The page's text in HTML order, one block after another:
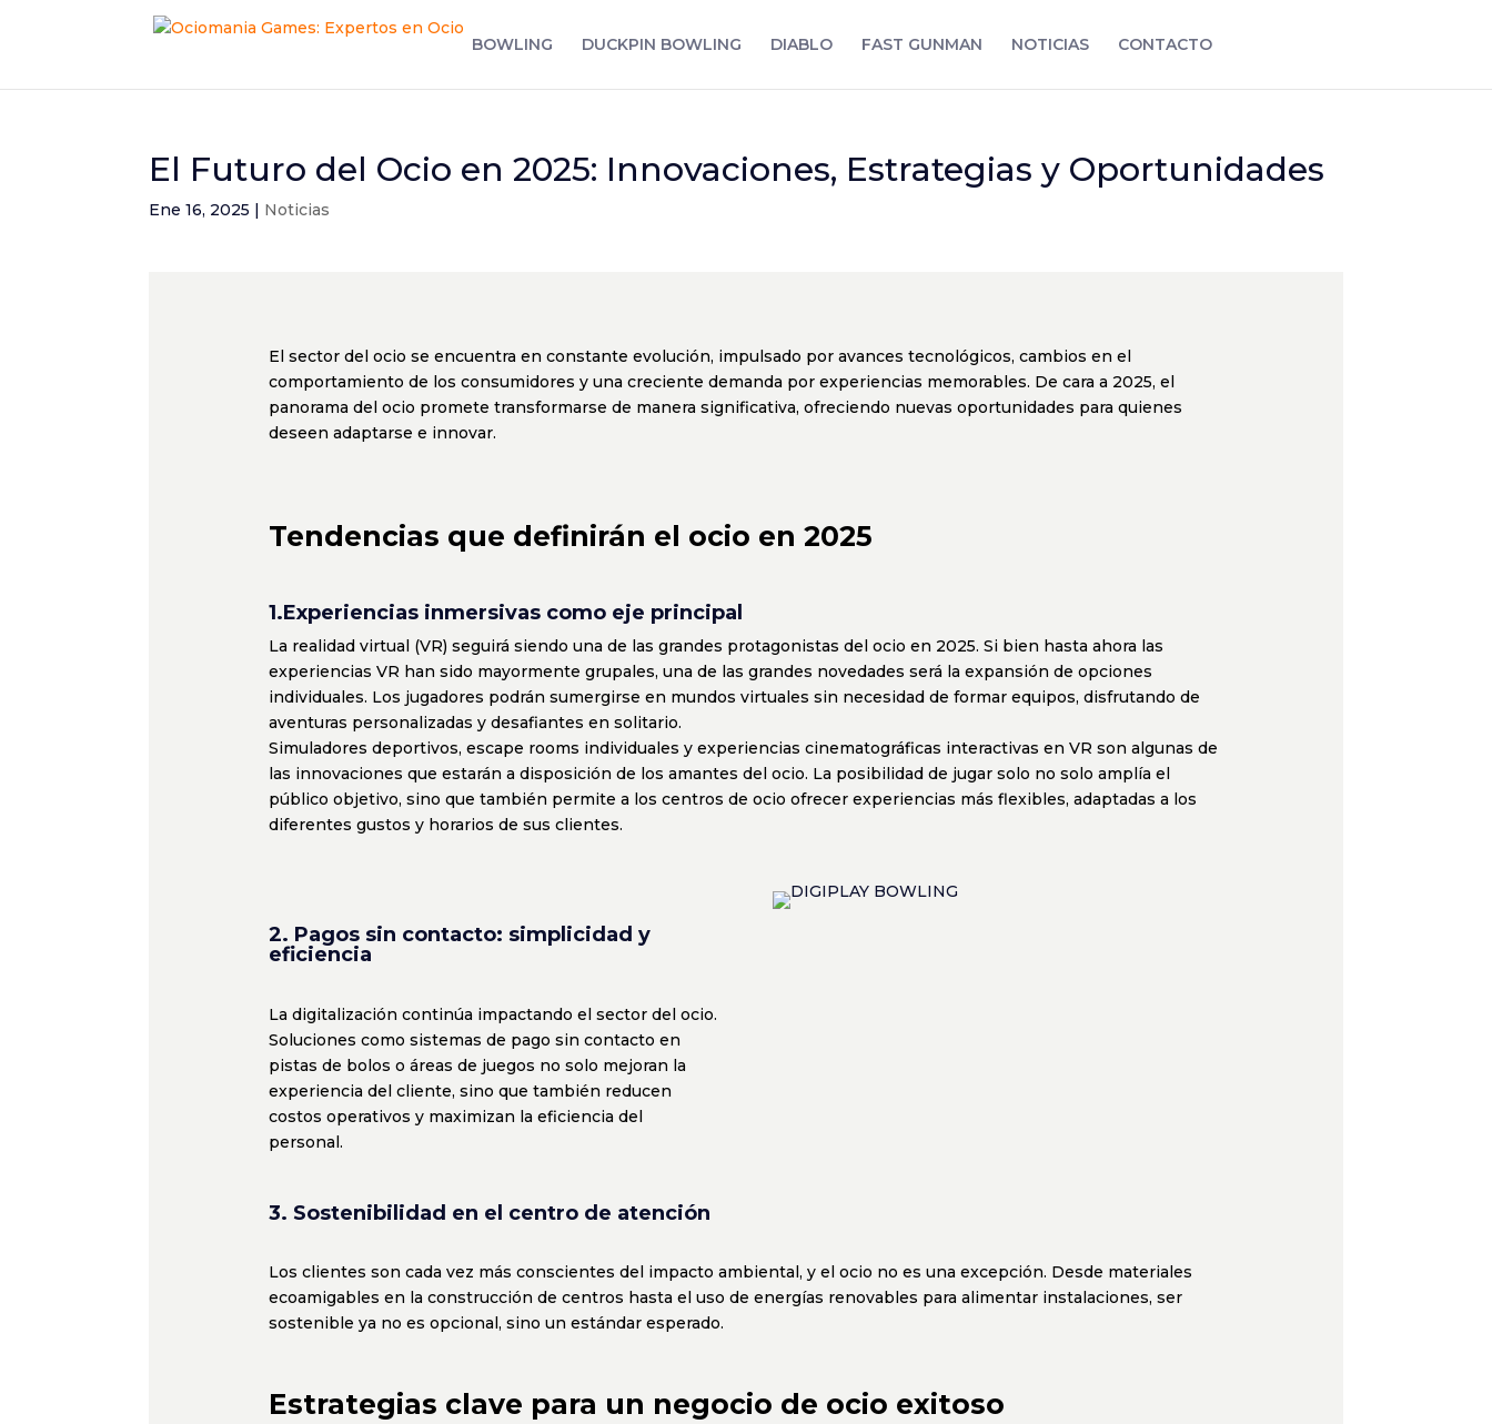
BOWLING DUCKPIN BOWLING DIABLO FAST GUNMAN NOTICIAS CONTACTO
El Futuro del Ocio en 2025: Innovaciones, Estrategias y Oportunidades
Ene 16, 2025 | Noticias
El sector del ocio se encuentra en constante evolución, impulsado por avances tecnológicos, cambios en el
comportamiento de los consumidores y una creciente demanda por experiencias memorables. De cara a 2025, el
panorama del ocio promete transformarse de manera significativa, ofreciendo nuevas oportunidades para quienes
deseen adaptarse e innovar.
Tendencias que definirán el ocio en 2025
1.Experiencias inmersivas como eje principal
La realidad virtual (VR) seguirá siendo una de las grandes protagonistas del ocio en 2025. Si bien hasta ahora las
experiencias VR han sido mayormente grupales, una de las grandes novedades será la expansión de opciones
individuales. Los jugadores podrán sumergirse en mundos virtuales sin necesidad de formar equipos, disfrutando de
aventuras personalizadas y desafiantes en solitario.
Simuladores deportivos, escape rooms individuales y experiencias cinematográficas interactivas en VR son algunas de
las innovaciones que estarán a disposición de los amantes del ocio. La posibilidad de jugar solo no solo amplía el
público objetivo, sino que también permite a los centros de ocio ofrecer experiencias más flexibles, adaptadas a los
diferentes gustos y horarios de sus clientes.
2. Pagos sin contacto: simplicidad y
eficiencia
La digitalización continúa impactando el sector del ocio.
Soluciones como sistemas de pago sin contacto en
pistas de bolos o áreas de juegos no solo mejoran la
experiencia del cliente, sino que también reducen
costos operativos y maximizan la eficiencia del
personal.
3. Sostenibilidad en el centro de atención
Los clientes son cada vez más conscientes del impacto ambiental, y el ocio no es una excepción. Desde materiales
ecoamigables en la construcción de centros hasta el uso de energías renovables para alimentar instalaciones, ser
sostenible ya no es opcional, sino un estándar esperado.
Estrategias clave para un negocio de ocio exitoso